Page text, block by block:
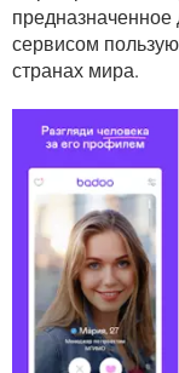
YANDEX
сервисом
странах мира.